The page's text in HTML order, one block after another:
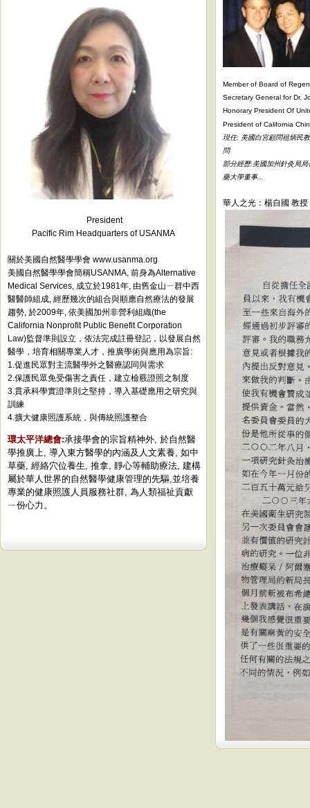
President
Pacific Rim Headquarters of USANMA
關於美國自然醫學學會 www.usanma.org
美國自然醫學學會簡稱USANMA, 前身為Alternative
Medical Services, 成立於1981年, 由舊金山ㄧ群中西
醫醫師組成, 經歷幾次的組合與順應自然療法的發展
趨勢, 於2009年, 依美國加州非營利組織(the
California Nonprofit Public Benefit Corporation
Law)監督準則設立，依法完成註冊登記，以發展自然
醫學，培育相關專業人才，推廣學術與應用為宗旨:
1.促進民眾對主流醫學外之醫療認同與需求
2.保護民眾免受傷害之責任，建立檢覈證照之制度
3.貫承科學實證準則之堅持，導入基礎應用之研究與
訓練
4.擴大健康照護系統，與傳統照護整合
環太平洋總會:承接學會的宗旨精神外, 於自然醫
學推廣上, 導入東方醫學的內涵及人文素養, 如中
草藥, 經絡穴位養生, 推拿, 靜心等輔助療法, 建構
屬於華人世界的自然醫學健康管理的先驅,並培養
專業的健康照護人員服務社群, 為人類福祉貢獻
ㄧ份心力。
Member of Board of
Secretary General for Dr.
Honorary President Of
President of California
現任: 美國白宮顧問祖炳民
問
部分經歷:美國加州針灸局
藥大學董事...
華人之光：楊自國 教授